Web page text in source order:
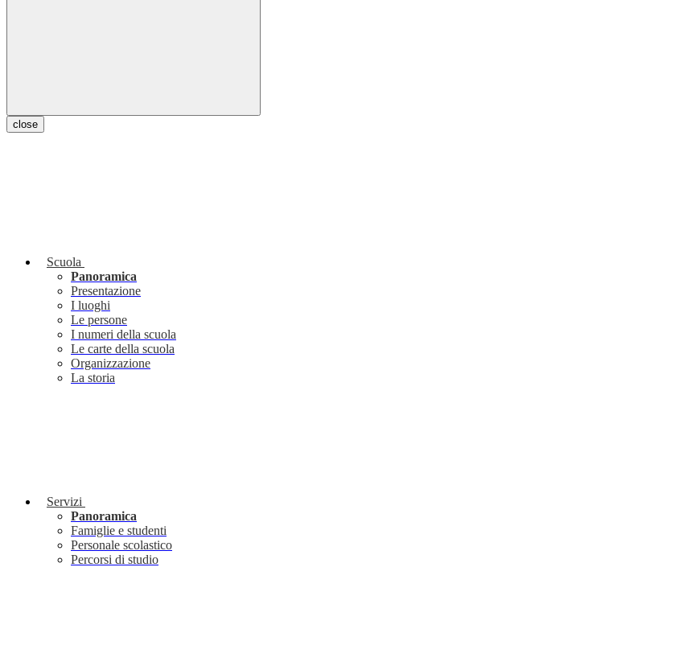
close
Scuola
Panoramica
Presentazione
I luoghi
Le persone
I numeri della scuola
Le carte della scuola
Organizzazione
La storia
Servizi
Panoramica
Famiglie e studenti
Personale scolastico
Percorsi di studio